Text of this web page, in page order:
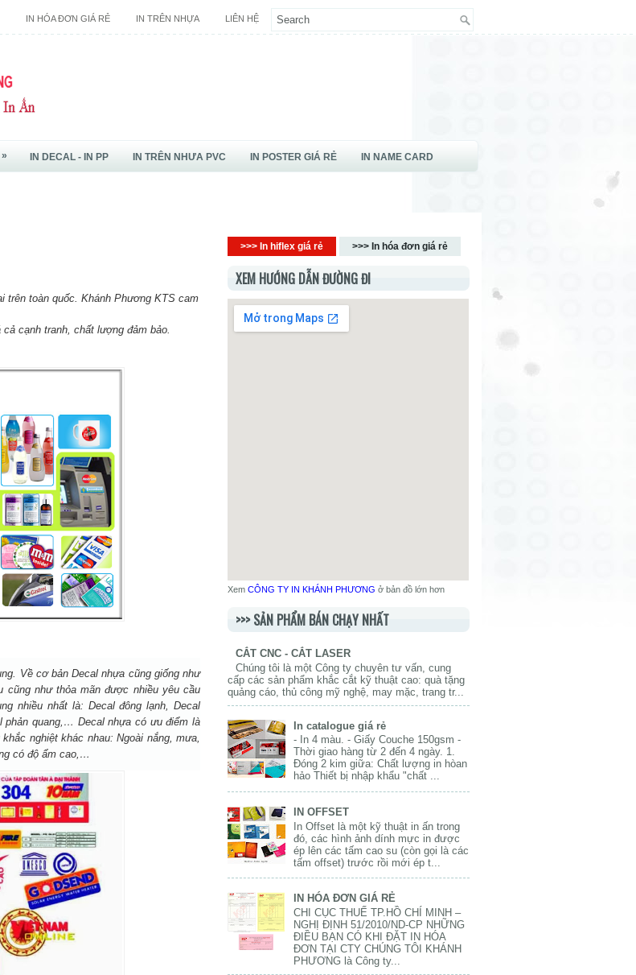
IN HÓA ĐƠN GIÁ RẺ IN TRÊN NHỰA LIÊN HỆ
» IN DECAL - IN PP IN TRÊN NHƯA PVC IN POSTER GIÁ RẺ IN NAME CARD
trên toàn quốc. Khánh Phương KTS cam
cạnh tranh, chất lượng đảm bảo.
Về cơ bản Decal nhựa cũng giống như
cũng như thỏa mãn được nhiều yêu cầu
nhiều nhất là: Decal đông lạnh, Decal
phản quang,… Decal nhựa có ưu điểm là
nghiệt khác nhau: Ngoài nắng, mưa,
có độ ẩm cao,…
>>> In hiflex giá rẻ >>> In hóa đơn giá rẻ
XEM HƯỚNG DẪN ĐƯỜNG ĐI
Xem CÔNG TY IN KHÁNH PHƯƠNG ở bản đồ lớn hơn
>>> SẢN PHẨM BÁN CHẠY NHẤT
CẮT CNC - CẮT LASER
Chúng tôi là một Công ty chuyên tư vấn, cung
cấp các sản phẩm khắc cắt kỹ thuật cao: quà tặng
quảng cáo, thủ công mỹ nghệ, may mặc, trang tr...
In catalogue giá rẻ
- In 4 màu. - Giấy Couche 150gsm -
Thời giao hàng từ 2 đến 4 ngày. 1.
Đóng 2 kim giữa: Chất lượng in hòan
hảo Thiết bị nhập khẩu "chất ...
IN OFFSET
In Offset là một kỹ thuật in ấn trong
đó, các hình ảnh dính mực in được
ép lên các tấm cao su (còn gọi là các
tấm offset) trước rồi mới ép t...
IN HÓA ĐƠN GIÁ RẺ
CHI CỤC THUẾ TP.HỒ CHÍ MINH –
NGHỊ ĐỊNH 51/2010/ND-CP NHỮNG
ĐIỀU BẠN CÓ KHI ĐẶT IN HÓA
ĐƠN TẠI CTY CHÚNG TÔI KHÁNH
PHƯƠNG là Công ty...